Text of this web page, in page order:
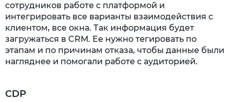
сотрудников работе с платформой и
интегрировать все варианты взаимодействия с
клиентом, все окна. Так информация будет
загружаться в CRM. Ее нужно тегировать по
этапам и по причинам отказа, чтобы данные были
нагляднее и помогали работе с аудиторией.
CDP